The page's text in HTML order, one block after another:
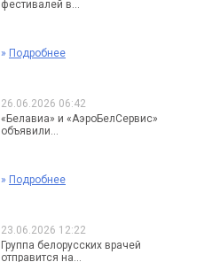
фестивалей в...
» Подробнее
26.06.2026 06:42
«Белавиа» и «АэроБелСервис»
объявили...
» Подробнее
23.06.2026 12:22
Группа белорусских врачей
отправится на...